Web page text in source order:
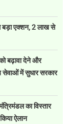
एक्शन, 2 लाख से
बढ़ावा देने और
सेवाओं में सुधार सरकार
का विस्तार
ऐलान